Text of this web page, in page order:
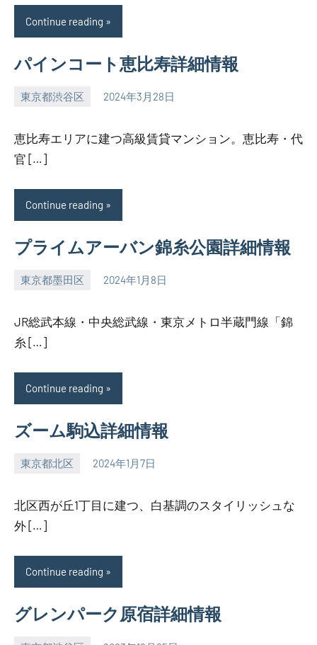
Continue reading
パインコート恵比寿詳細情報
東京都渋谷区 2024年3月28日
SEZIMO
恵比寿エリアに建つ高級賃貸マンション。恵比寿・代
官 […]
Continue reading
プライムアーバン錦糸公園詳細情報
東京都墨田区 2024年1月8日
SEZIMO
JR総武本線・中央総武線・東京メトロ半蔵門線「錦
糸 […]
Continue reading
ズーム駒込詳細情報
東京都北区 2024年1月7日
SEZIMO
北区西が丘1丁目に建つ、白基調のスタイリッシュな
外 […]
Continue reading
グレンパーク原宿詳細情報